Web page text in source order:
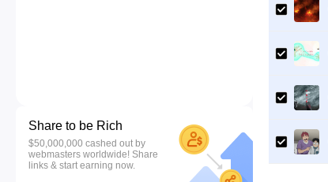
Share to be Rich
$50,000,000 cashed out by
webmasters worldwide! Share
links & start earning now.